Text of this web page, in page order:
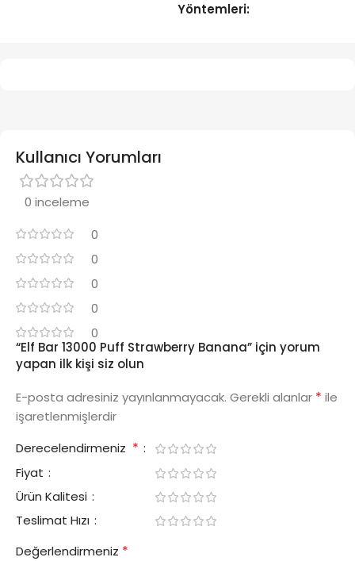
Yöntemleri:
Kullanıcı Yorumları
0 inceleme
0
0
0
0
0
“Elf Bar 13000 Puff Strawberry Banana” için yorum
yapan ilk kişi siz olun
E-posta adresiniz yayınlanmayacak. Gerekli alanlar * ile
işaretlenmişlerdir
Derecelendirmeniz *
Fiyat
Ürün Kalitesi
Teslimat Hızı
Değerlendirmeniz *